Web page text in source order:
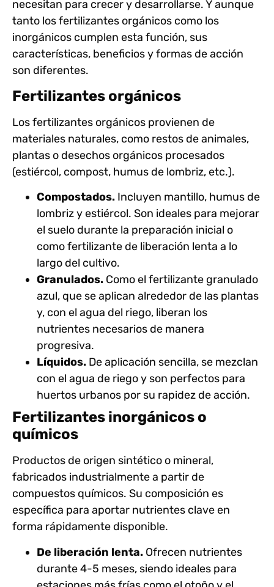
necesitan para crecer y desarrollarse. Y aunque
tanto los fertilizantes orgánicos como los
inorgánicos cumplen esta función, sus
características, beneficios y formas de acción
son diferentes.
Fertilizantes orgánicos
Los fertilizantes orgánicos provienen de
materiales naturales, como restos de animales,
plantas o desechos orgánicos procesados
(estiércol, compost, humus de lombriz, etc.).
Compostados. Incluyen mantillo, humus de
lombriz y estiércol. Son ideales para mejorar
el suelo durante la preparación inicial o
como fertilizante de liberación lenta a lo
largo del cultivo.
Granulados. Como el fertilizante granulado
azul, que se aplican alrededor de las plantas
y, con el agua del riego, liberan los
nutrientes necesarios de manera
progresiva.
Líquidos. De aplicación sencilla, se mezclan
con el agua de riego y son perfectos para
huertos urbanos por su rapidez de acción.
Fertilizantes inorgánicos o
químicos
Productos de origen sintético o mineral,
fabricados industrialmente a partir de
compuestos químicos. Su composición es
específica para aportar nutrientes clave en
forma rápidamente disponible.
De liberación lenta. Ofrecen nutrientes
durante 4-5 meses, siendo ideales para